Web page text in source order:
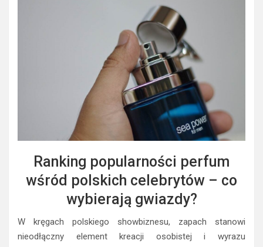
Ranking popularności perfum
wśród polskich celebrytów – co
wybierają gwiazdy?
W kręgach polskiego showbiznesu, zapach stanowi
nieodłączny element kreacji osobistej i wyrazu